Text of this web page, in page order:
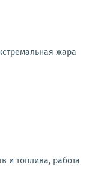
жара
и топлива, работа